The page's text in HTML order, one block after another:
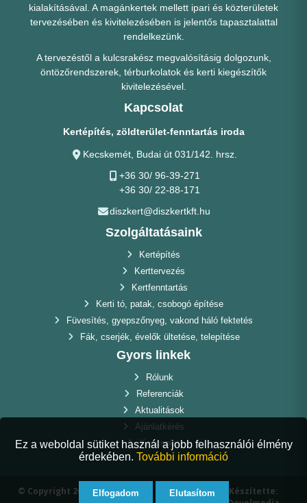
kialakításával. A magánkertek mellett ipari és közterületek
tervezésében és kivitelezésében is jelentős tapasztalattal
rendelkezünk.
A tervezéstől a kulcsrakész megvalósításig dolgozunk,
öntözőrendszerek, térburkolatok és kerti kiegészítők
kivitelezésével.
Kapcsolat
Kertépítés, zöldterület-fenntartás iroda
Kecskemét, Budai út 031/142. hrsz.
+36 30/ 96-39-271
+36 30/ 22-88-171
diszkert@diszkertkft.hu
Szolgáltatásaink
Kertépítés
Kerttervezés
Kertfenntartás
Kerti tó, patak, csobogó építése
Füvesítés, gyepszőnyeg, vakond háló fektetés
Fák, cserjék, évelők ültetése, telepítése
Gyors linkek
Rólunk
Referenciák
Aktualitások
Ajánlatkérés
Kapcsolat
© Copyright 2025 Díszkert Kft.. Minden jog
Készítette:
Ez a weboldal sütiket használ a jobb felhasználói élmény
érdekében. További információ
Elfogadom Elutasítom